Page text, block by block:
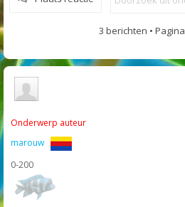
3 berichten • Pagina
Onderwerp auteur
marouw
0-200